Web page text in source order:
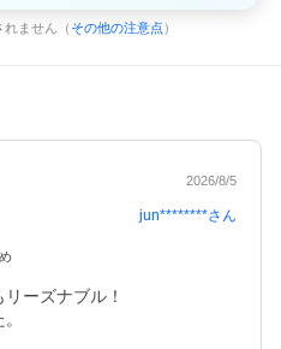
ません（ その他の注意点 ）
2026/8/5
jun********さん
ーズナブル！